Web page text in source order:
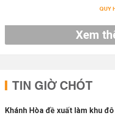
QUY
Xem
TIN GIỜ CHÓT
Khánh Hòa đề xuất làm khu